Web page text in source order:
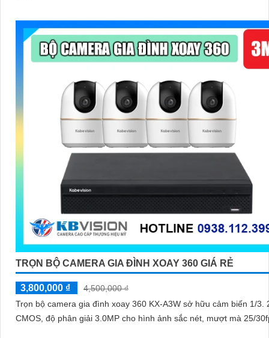
TRỌN BỘ CAMERA GIA ĐÌNH XOAY 360 GIÁ RẺ
3,800,000 ₫
4,500,000 ₫
Trọn bộ camera gia đình xoay 360 KX-A3W sở hữu cảm biến 1/3.
CMOS, độ phân giải 3.0MP cho hình ảnh sắc nét, mượt mà 25/